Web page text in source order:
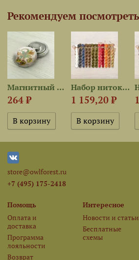
Рекомендуем посмотреть
Магнитный держатель...
264 ₽
Набор ниток OwlForest для...
1 159,20 ₽
store@owlforest.ru
+7 (495) 175-2418
Помощь
Оплата и
доставка
Программа
лояльности
Возврат
Интересное
Новости и статьи
Бесплатные
схемы